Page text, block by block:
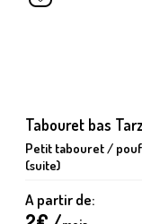
Tabouret bas
Petit tabouret / pouf
(suite)
A partir de: